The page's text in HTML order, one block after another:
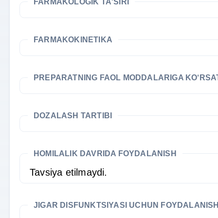
FARMAKOLOGIK TA'SIRI
FARMAKOKINETIKA
PREPARATNING FAOL MODDALARIGA
DOZALASH TARTIBI
HOMILALIK DAVRIDA FOYDALANISH
Tavsiya etilmaydi.
JIGAR DISFUNKTSIYASI UCHUN FOYDALANISH